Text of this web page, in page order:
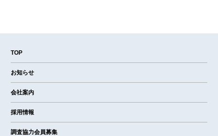
TOP
お知らせ
会社案内
採用情報
調査協力会員募集